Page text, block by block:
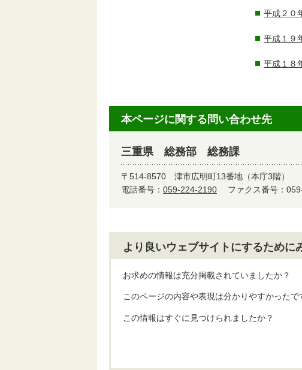
平成２０
平成１９
平成１８
本ページに関する問い合わせ先
三重県 総務部 総務課
〒514-8570 津市広明町13番地（本庁3階）
電話番号： 059-224-2190 ファクス番号：
より良いウェブサイトにするため
お求めの情報は充分掲載されていましたか？
このページの内容や表現は分かりやすかったで
この情報はすぐに見つけられましたか？